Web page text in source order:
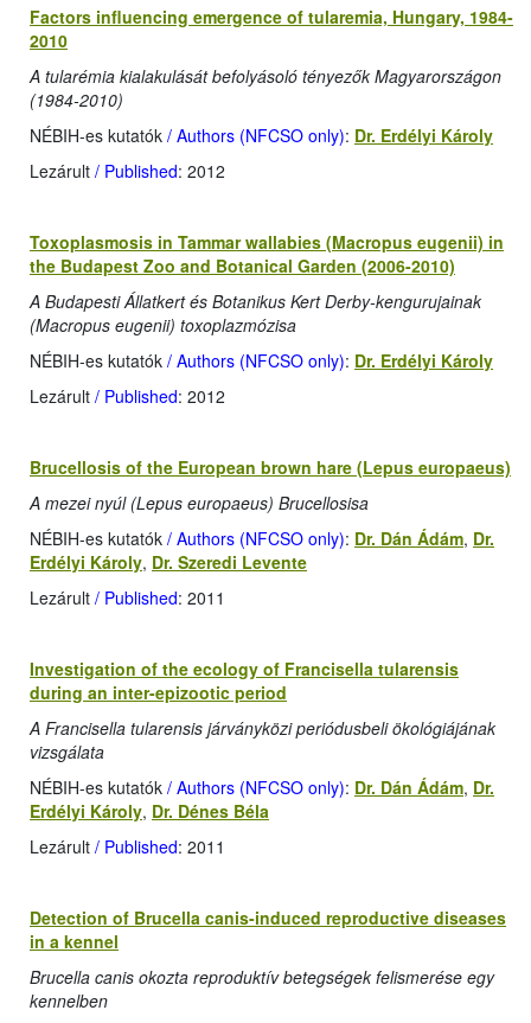
Factors influencing emergence of tularemia, Hungary, 1984-
2010
A tularémia kialakulását befolyásoló tényezők Magyarországon
(1984-2010)
NÉBIH-es kutatók / Authors (NFCSO only): Dr. Erdélyi Károly
Lezárult / Published: 2012
Toxoplasmosis in Tammar wallabies (Macropus eugenii) in
the Budapest Zoo and Botanical Garden (2006-2010)
A Budapesti Állatkert és Botanikus Kert Derby-kengurujainak
(Macropus eugenii) toxoplazmózisa
NÉBIH-es kutatók / Authors (NFCSO only): Dr. Erdélyi Károly
Lezárult / Published: 2012
Brucellosis of the European brown hare (Lepus europaeus)
A mezei nyúl (Lepus europaeus) Brucellosisa
NÉBIH-es kutatók / Authors (NFCSO only): Dr. Dán Ádám, Dr.
Erdélyi Károly, Dr. Szeredi Levente
Lezárult / Published: 2011
Investigation of the ecology of Francisella tularensis
during an inter-epizootic period
A Francisella tularensis járványközi periódusbeli ökológiájának
vizsgálata
NÉBIH-es kutatók / Authors (NFCSO only): Dr. Dán Ádám, Dr.
Erdélyi Károly, Dr. Dénes Béla
Lezárult / Published: 2011
Detection of Brucella canis-induced reproductive diseases
in a kennel
Brucella canis okozta reproduktív betegségek felismerése egy
kennelben